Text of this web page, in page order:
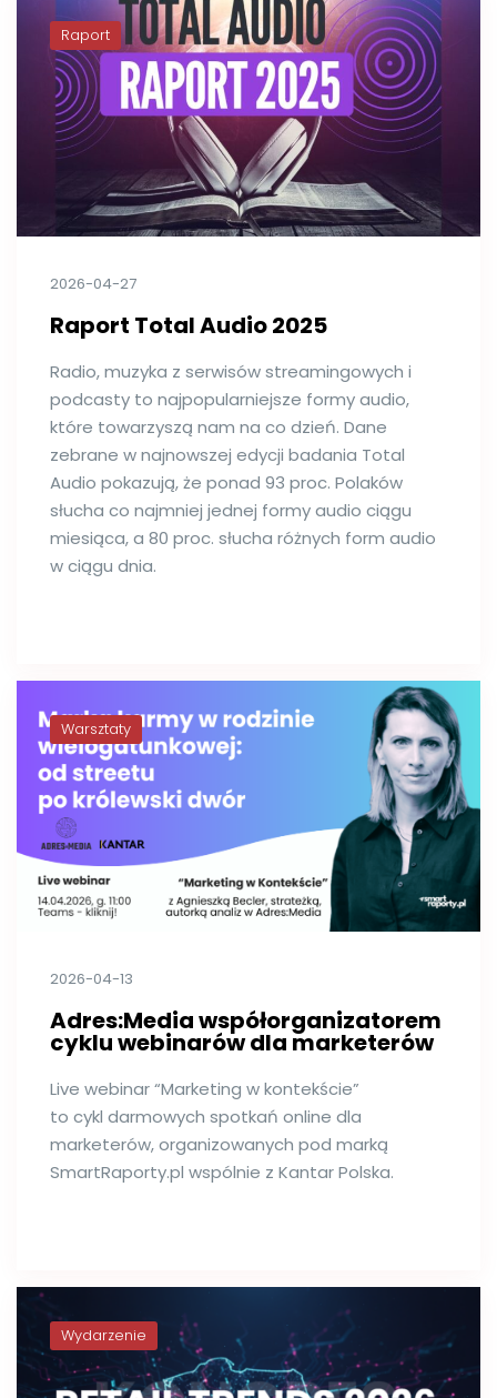
Raport
2026-04-27
Raport Total Audio 2025
Radio, muzyka z serwisów streamingowych i
podcasty to najpopularniejsze formy audio,
które towarzyszą nam na co dzień. Dane
zebrane w najnowszej edycji badania Total
Audio pokazują, że ponad 93 proc. Polaków
słucha co najmniej jednej formy audio ciągu
miesiąca, a 80 proc. słucha różnych form audio
w ciągu dnia.
Warsztaty
2026-04-13
Adres:Media współorganizatorem
cyklu webinarów dla marketerów
Live webinar “Marketing w kontekście”
to cykl darmowych spotkań online dla
marketerów, organizowanych pod marką
SmartRaporty.pl wspólnie z Kantar Polska.
Wydarzenie